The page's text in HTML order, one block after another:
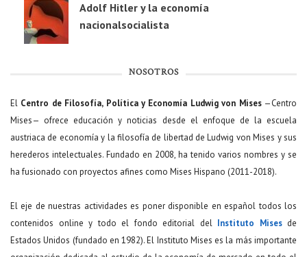
Adolf Hitler y la economía
nacionalsocialista
NOSOTROS
El Centro de Filosofía, Política y Economía Ludwig von Mises—Centro
Mises— ofrece educación y noticias desde el enfoque de la escuela
austriaca de economía y la filosofía de libertad de Ludwig von Mises y sus
herederos intelectuales. Fundado en 2008, ha tenido varios nombres y se
ha fusionado con proyectos afines como Mises Hispano (2011-2018).
El eje de nuestras actividades es poner disponible en español todos los
contenidos online y todo el fondo editorial del Instituto Misesde
Estados Unidos (fundado en 1982). El Instituto Mises es la más importante